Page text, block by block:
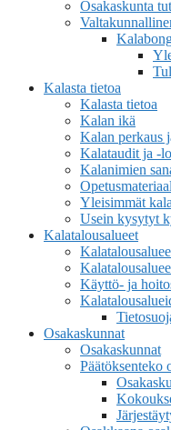
Osakaskunta
Kalasta tietoa
Kalasta tietoa
Kalan ikä
Kalan perkaus
Kalataudit ja -
Kalanimien
Yleisimmät
Usein kysytyt
Kalatalousalueet
Käyttö- ja
Osakaskunnat
Osakaskunnat
Päätöksenteko